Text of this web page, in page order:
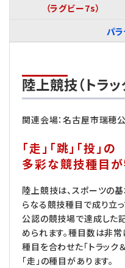
（ラグビー7s）
パ
陸上競技（トラッ
関連会場：名古屋市瑞穂
「走」「跳」「投」の
多彩な競技種目
陸上競技は、スポーツの基
らなる競技種目で成り立っ
公認の競技場で達成した
められます。種目数は非常
種目を合わせた「トラック
「走」の種目があります。